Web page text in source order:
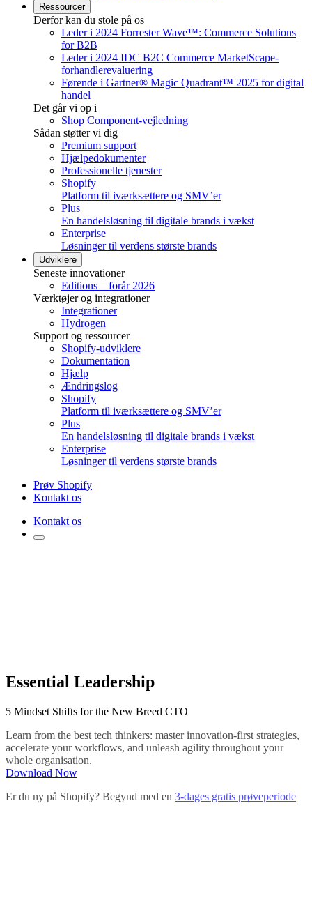
Ressourcer
Derfor kan du stole på os
Leder i 2024 Forrester Wave™: Commerce Solutions
for B2B
Leder i 2024 IDC B2C Commerce MarketScape-
forhandlerevaluering
Førende i Gartner® Magic Quadrant™ 2025 for digital
handel
Det går vi op i
Shop Component-vejledning
Sådan støtter vi dig
Premium support
Hjælpedokumenter
Professionelle tjenester
Shopify
Platform til iværksættere og SMV’er
Plus
En handelsløsning til digitale brands i vækst
Enterprise
Løsninger til verdens største brands
Udviklere
Seneste innovationer
Editions – forår 2026
Værktøjer og integrationer
Integrationer
Hydrogen
Support og ressourcer
Shopify-udviklere
Dokumentation
Hjælp
Ændringslog
Shopify
Platform til iværksættere og SMV’er
Plus
En handelsløsning til digitale brands i vækst
Enterprise
Løsninger til verdens største brands
Prøv Shopify
Kontakt os
Kontakt os
Essential Leadership
5 Mindset Shifts for the New Breed CTO
Learn from the best tech thinkers: master innovation-first strategies,
accelerate your workflows, and unleash agility throughout your
whole organisation.
Download Now
Er du ny på Shopify? Begynd med en 3-dages gratis prøveperiode